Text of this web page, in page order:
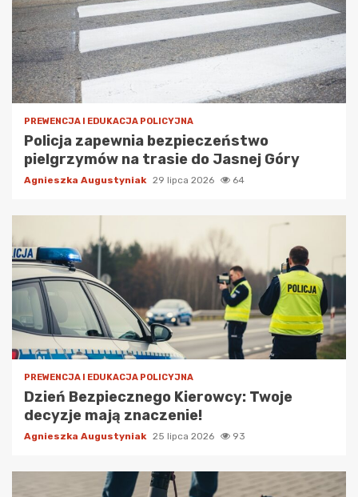
PREWENCJA I EDUKACJA POLICYJNA
Policja zapewnia bezpieczeństwo
pielgrzymów na trasie do Jasnej Góry
Agnieszka Augustyniak 29 lipca 2026 64
PREWENCJA I EDUKACJA POLICYJNA
Dzień Bezpiecznego Kierowcy: Twoje
decyzje mają znaczenie!
Agnieszka Augustyniak 25 lipca 2026 93